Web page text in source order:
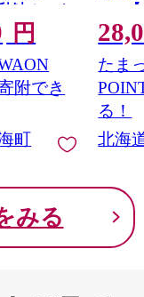
鮭 シャケ
道産鮭
道産鮭
り身 鮭
け切り身
鮭 国産
地場産
と納税 訳
円
附でき
町
250g
いく
け い
いく
いくら
ら 道
いくら
と納
たま
る！
北海
みる